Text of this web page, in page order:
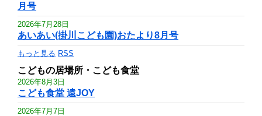
月号
2026年7月28日
あいあい(掛川こども園)おたより8月号
もっと見る RSS
こどもの居場所・こども食堂
2026年8月3日
こども食堂 遠JOY
2026年7月7日